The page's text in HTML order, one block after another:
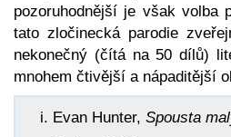
pozoruhodnější je však volba
tato zločinecká parodie
nekonečný (čítá na 50 dílů)
mnohem čtivější a nápaditější
Evan Hunter, Spousta